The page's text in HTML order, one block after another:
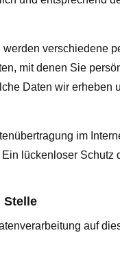
verschiedene
mit denen Sie
Daten wir erheben
im
lückenloser Schutz
Stelle
auf